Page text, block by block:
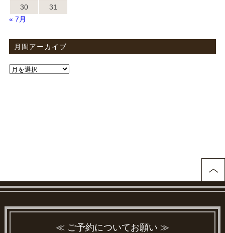
30
31
« 7月
月間アーカイブ
≪ ご予約についてお願い ≫